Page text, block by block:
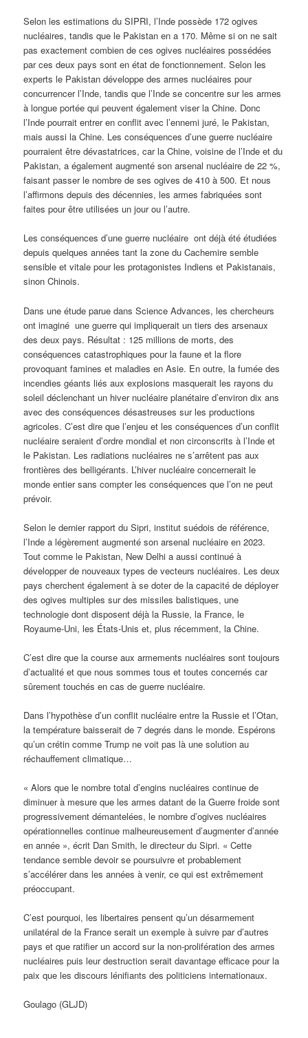
Selon les estimations du SIPRI, l’Inde possède 172 ogives
nucléaires, tandis que le Pakistan en a 170. Même si on ne sait
pas exactement combien de ces ogives nucléaires possédées
par ces deux pays sont en état de fonctionnement. Selon les
experts le Pakistan développe des armes nucléaires pour
concurrencer l’Inde, tandis que l’Inde se concentre sur les armes
à longue portée qui peuvent également viser la Chine. Donc
l’Inde pourrait entrer en conflit avec l’ennemi juré, le Pakistan,
mais aussi la Chine. Les conséquences d’une guerre nucléaire
pourraient être dévastatrices, car la Chine, voisine de l’Inde et du
Pakistan, a également augmenté son arsenal nucléaire de 22 %,
faisant passer le nombre de ses ogives de 410 à 500. Et nous
l’affirmons depuis des décennies, les armes fabriquées sont
faites pour être utilisées un jour ou l’autre.
Les conséquences d’une guerre nucléaire ont déjà été étudiées
depuis quelques années tant la zone du Cachemire semble
sensible et vitale pour les protagonistes Indiens et Pakistanais,
sinon Chinois.
Dans une étude parue dans Science Advances, les chercheurs
ont imaginé une guerre qui impliquerait un tiers des arsenaux
des deux pays. Résultat : 125 millions de morts, des
conséquences catastrophiques pour la faune et la flore
provoquant famines et maladies en Asie. En outre, la fumée des
incendies géants liés aux explosions masquerait les rayons du
soleil déclenchant un hiver nucléaire planétaire d’environ dix ans
avec des conséquences désastreuses sur les productions
agricoles. C’est dire que l’enjeu et les conséquences d’un conflit
nucléaire seraient d’ordre mondial et non circonscrits à l’Inde et
le Pakistan. Les radiations nucléaires ne s’arrêtent pas aux
frontières des belligérants. L’hiver nucléaire concernerait le
monde entier sans compter les conséquences que l’on ne peut
prévoir.
Selon le dernier rapport du Sipri, institut suédois de référence,
l’Inde a légèrement augmenté son arsenal nucléaire en 2023.
Tout comme le Pakistan, New Delhi a aussi continué à
développer de nouveaux types de vecteurs nucléaires. Les deux
pays cherchent également à se doter de la capacité de déployer
des ogives multiples sur des missiles balistiques, une
technologie dont disposent déjà la Russie, la France, le
Royaume-Uni, les États-Unis et, plus récemment, la Chine.
C’est dire que la course aux armements nucléaires sont toujours
d’actualité et que nous sommes tous et toutes concernés car
sûrement touchés en cas de guerre nucléaire.
Dans l’hypothèse d’un conflit nucléaire entre la Russie et l’Otan,
la température baisserait de 7 degrés dans le monde. Espérons
qu’un crétin comme Trump ne voit pas là une solution au
réchauffement climatique…
« Alors que le nombre total d’engins nucléaires continue de
diminuer à mesure que les armes datant de la Guerre froide sont
progressivement démantelées, le nombre d’ogives nucléaires
opérationnelles continue malheureusement d’augmenter d’année
en année », écrit Dan Smith, le directeur du Sipri. « Cette
tendance semble devoir se poursuivre et probablement
s’accélérer dans les années à venir, ce qui est extrêmement
préoccupant.
C’est pourquoi, les libertaires pensent qu’un désarmement
unilatéral de la France serait un exemple à suivre par d’autres
pays et que ratifier un accord sur la non-prolifération des armes
nucléaires puis leur destruction serait davantage efficace pour la
paix que les discours lénifiants des politiciens internationaux.
Goulago (GLJD)